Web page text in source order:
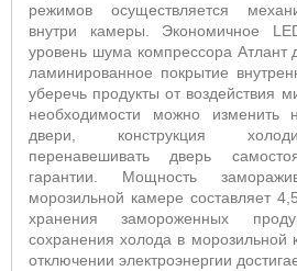
режимов осуществляется
внутри камеры. Экономичное
уровень шума компрессора Атлант
ламинированное покрытие
уберечь продукты от воздействия
необходимости можно изменить
двери, конструкция
перенавешивать дверь
гарантии. Мощность
морозильной камере составляет
хранения замороженных
сохранения холода в морозильной
отключении электроэнергии